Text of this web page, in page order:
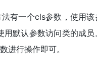
有一个cls参数，使用
默认参数访问类的成
进行操作即可。